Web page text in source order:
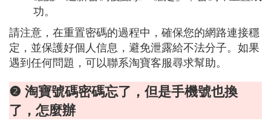
功。
請注意，在重置密碼的過程中，確保您的網路連接穩
定，並保護好個人信息，避免泄露給不法分子。如果
遇到任何問題，可以聯系淘寶客服尋求幫助。
❷ 淘寶號碼密碼忘了，但是手機號也換
了，怎麼辦